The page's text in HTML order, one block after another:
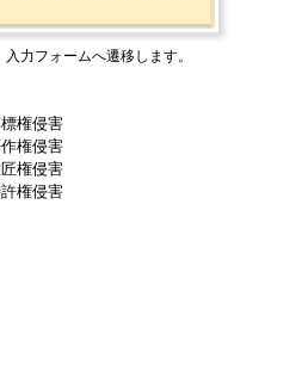
入力フォームへ遷移します。
標権侵害
作権侵害
匠権侵害
許権侵害